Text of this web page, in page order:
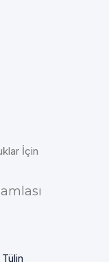
İçin